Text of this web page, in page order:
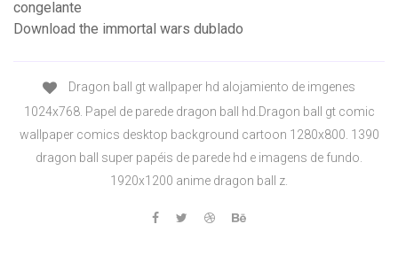
congelante
Download the immortal wars dublado
Dragon ball gt wallpaper hd alojamiento de imgenes
1024x768. Papel de parede dragon ball hd.Dragon ball gt comic
wallpaper comics desktop background cartoon 1280x800. 1390
dragon ball super papéis de parede hd e imagens de fundo.
1920x1200 anime dragon ball z.